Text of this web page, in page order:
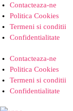
Contacteaza-ne
Politica Cookies
Termeni si conditii
Confidentialitate
Contacteaza-ne
Politica Cookies
Termeni si conditii
Confidentialitate